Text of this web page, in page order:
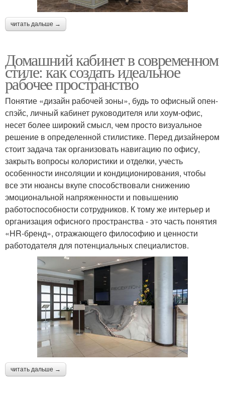
читать дальше →
Домашний кабинет в современном
стиле: как создать идеальное
рабочее пространство
Понятие «дизайн рабочей зоны», будь то офисный опен-
спэйс, личный кабинет руководителя или хоум-офис,
несет более широкий смысл, чем просто визуальное
решение в определенной стилистике. Перед дизайнером
стоит задача так организовать навигацию по офису,
закрыть вопросы колористики и отделки, учесть
особенности инсоляции и кондиционирования, чтобы
все эти нюансы вкупе способствовали снижению
эмоциональной напряженности и повышению
работоспособности сотрудников. К тому же интерьер и
организация офисного пространства - это часть понятия
«HR-бренд», отражающего философию и ценности
работодателя для потенциальных специалистов.
читать дальше →